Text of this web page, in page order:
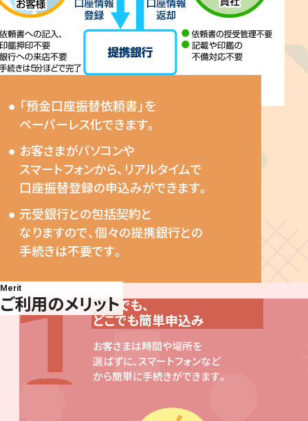
「預金口座振替依頼書」を
ペーパーレス化できます。
お客さまがパソコンや
スマートフォンから、リアルタイムで
口座振替登録の申込みができます。
元受銀行との包括契約と
なりますので、個々の提携銀行との
手続きは不要です。
Merit
ご利用のメリットいつでも、
どこでも簡単申込み
お客さまは時間や場所を
選ばずに、スマートフォンなど
から簡単に手続きができます。